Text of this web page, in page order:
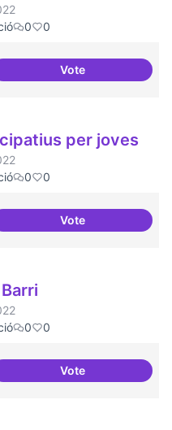
0 0
VoteEmergència
per joves
0 0
VoteMés processos
0 0
VoteRedefinició Casal